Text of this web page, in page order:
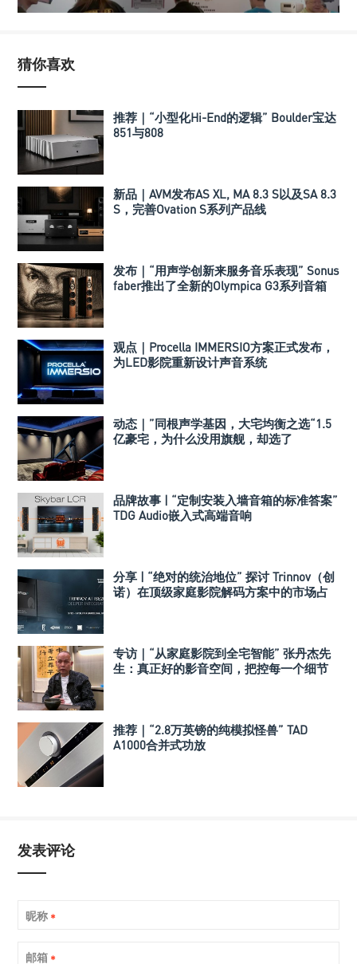
猜你喜欢
推荐｜“小型化Hi-End的逻辑” Boulder宝达
851与808
新品｜AVM发布AS XL, MA 8.3 S以及SA 8.3
S，完善Ovation S系列产品线
发布｜“用声学创新来服务音乐表现” Sonus
faber推出了全新的Olympica G3系列音箱
观点｜Procella IMMERSIO方案正式发布，
为LED影院重新设计声音系统
动态｜”同根声学基因，大宅均衡之选“1.5
亿豪宅，为什么没用旗舰，却选了
品牌故事 | “定制安装入墙音箱的标准答案”
TDG Audio嵌入式高端音响
分享 | “绝对的统治地位” 探讨 Trinnov（创
诺）在顶级家庭影院解码方案中的市场占
专访｜“从家庭影院到全宅智能” 张丹杰先
生：真正好的影音空间，把控每一个细节
推荐｜“2.8万英镑的纯模拟怪兽” TAD
A1000合并式功放
发表评论
昵称 *
邮箱 *